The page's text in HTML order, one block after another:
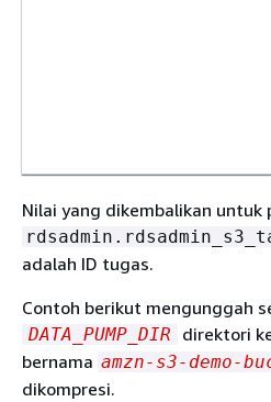
Nilai yang dikembalikan untuk
adalah ID tugas.
Contoh berikut mengunggah
DATA_PUMP_DIR
direktori
bernama amzn-s3-demo-
dikompresi.